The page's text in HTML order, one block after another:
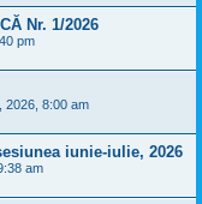
Nr. 1/2026
pm
2026, 8:00 am
iunie-iulie, 2026
am